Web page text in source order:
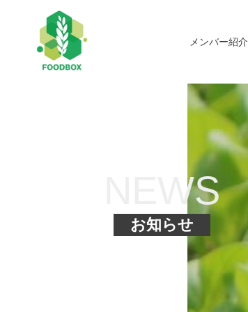
メンバー紹介
NEWS
お知らせ